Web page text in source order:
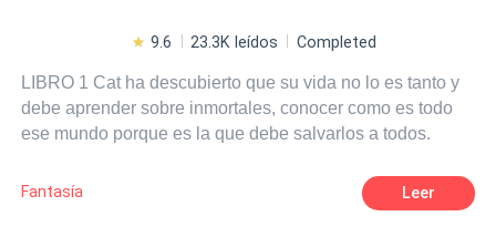
9.6 23.3K leídos Completed
LIBRO 1 Cat ha descubierto que su vida no lo es tanto y
debe aprender sobre inmortales, conocer como es todo
ese mundo porque es la que debe salvarlos a todos.
Fantasía Leer